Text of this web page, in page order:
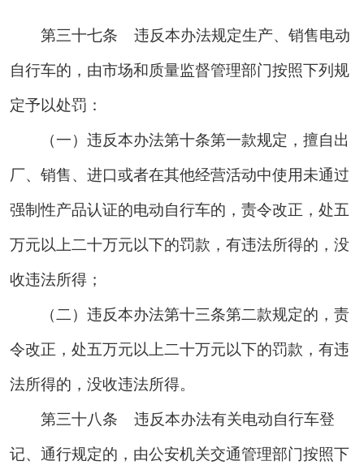
第三十七条 违反本办法规定生产、销售电动
自行车的，由市场和质量监督管理部门按照下列规
定予以处罚：
（一）违反本办法第十条第一款规定，擅自出
厂、销售、进口或者在其他经营活动中使用未通过
强制性产品认证的电动自行车的，责令改正，处五
万元以上二十万元以下的罚款，有违法所得的，没
收违法所得；
（二）违反本办法第十三条第二款规定的，责
令改正，处五万元以上二十万元以下的罚款，有违
法所得的，没收违法所得。
第三十八条 违反本办法有关电动自行车登
记、通行规定的，由公安机关交通管理部门按照下